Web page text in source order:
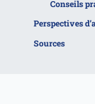
Conseils
Perspectives
Sources